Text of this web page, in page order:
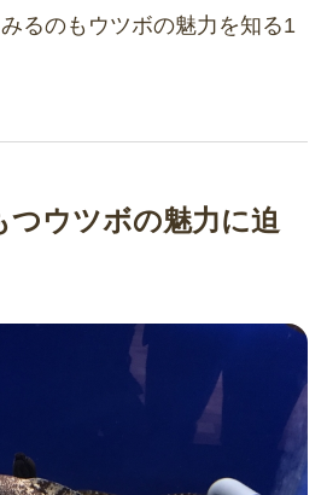
るのもウツボの魅力を知る1
つウツボの魅力に迫